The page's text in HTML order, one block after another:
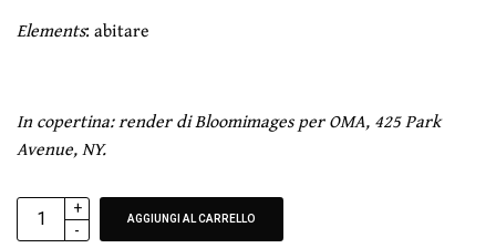
Elements: abitare
In copertina: render di Bloomimages per OMA, 425 Park
Avenue, NY.
AGGIUNGI AL CARRELLO